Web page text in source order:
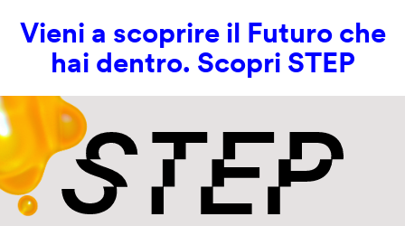
Vieni a scoprire il Futuro che
hai dentro. Scopri STEP